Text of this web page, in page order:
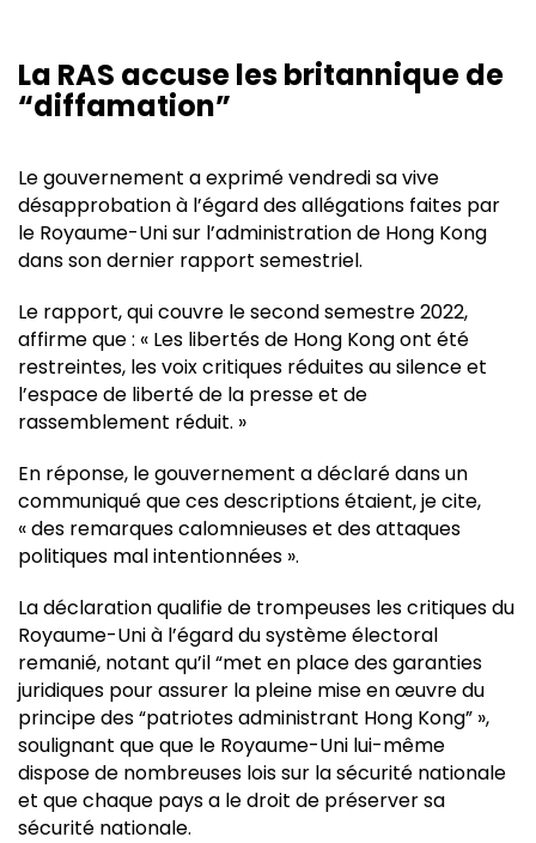
La RAS accuse les britannique de
“diffamation”
Le gouvernement a exprimé vendredi sa vive
désapprobation à l’égard des allégations faites par
le Royaume-Uni sur l’administration de Hong Kong
dans son dernier rapport semestriel.
Le rapport, qui couvre le second semestre 2022,
affirme que : « Les libertés de Hong Kong ont été
restreintes, les voix critiques réduites au silence et
l’espace de liberté de la presse et de
rassemblement réduit. »
En réponse, le gouvernement a déclaré dans un
communiqué que ces descriptions étaient, je cite,
« des remarques calomnieuses et des attaques
politiques mal intentionnées ».
La déclaration qualifie de trompeuses les critiques du
Royaume-Uni à l’égard du système électoral
remanié, notant qu’il “met en place des garanties
juridiques pour assurer la pleine mise en œuvre du
principe des “patriotes administrant Hong Kong” »,
soulignant que que le Royaume-Uni lui-même
dispose de nombreuses lois sur la sécurité nationale
et que chaque pays a le droit de préserver sa
sécurité nationale.